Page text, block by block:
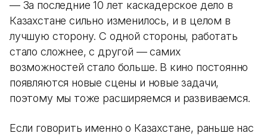
— За последние 10 лет каскадерское дело в
Казахстане сильно изменилось, и в целом в
лучшую сторону. С одной стороны, работать
стало сложнее, с другой — самих
возможностей стало больше. В кино постоянно
появляются новые сцены и новые задачи,
поэтому мы тоже расширяемся и развиваемся.
Если говорить именно о Казахстане, раньше нас